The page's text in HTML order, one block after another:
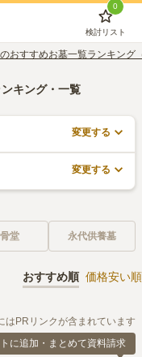
0
検討リスト
おすすめお墓一覧ランキング
キング・一覧
変更する
変更する
堂 永代供養墓
おすすめ順 価格安い順
はPRリンクが含まれています
に追加・まとめて資料請求